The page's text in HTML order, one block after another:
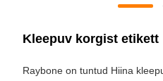
Kleepuv korgist etikett
Raybone on tuntud Hiina